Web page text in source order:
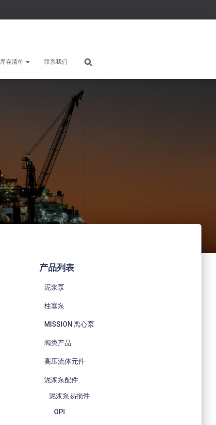
库存清单 联系我们
产品列表
泥浆泵
柱塞泵
MISSION 离心泵
阀类产品
高压流体元件
泥浆泵配件
泥浆泵易损件
OPI